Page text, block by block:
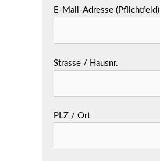
E-Mail-Adresse (Pflichtfeld)
Strasse / Hausnr.
PLZ / Ort